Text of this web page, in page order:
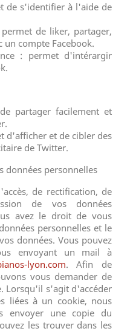
de s'identifier à l'aide de
de liker, partager,
un compte Facebook.
: permet d'intérargir
partager facilement et
d'afficher et de cibler des
de Twitter.
données personnelles
de rectification, de
de vos données
avez le droit de vous
personnelles et le
données. Vous pouvez
envoyant un mail à
lyon.com. Afin de
vous demander de
Lorsqu'il s'agit d'accéder
liées à un cookie, nous
envoyer une copie du
les trouver dans les